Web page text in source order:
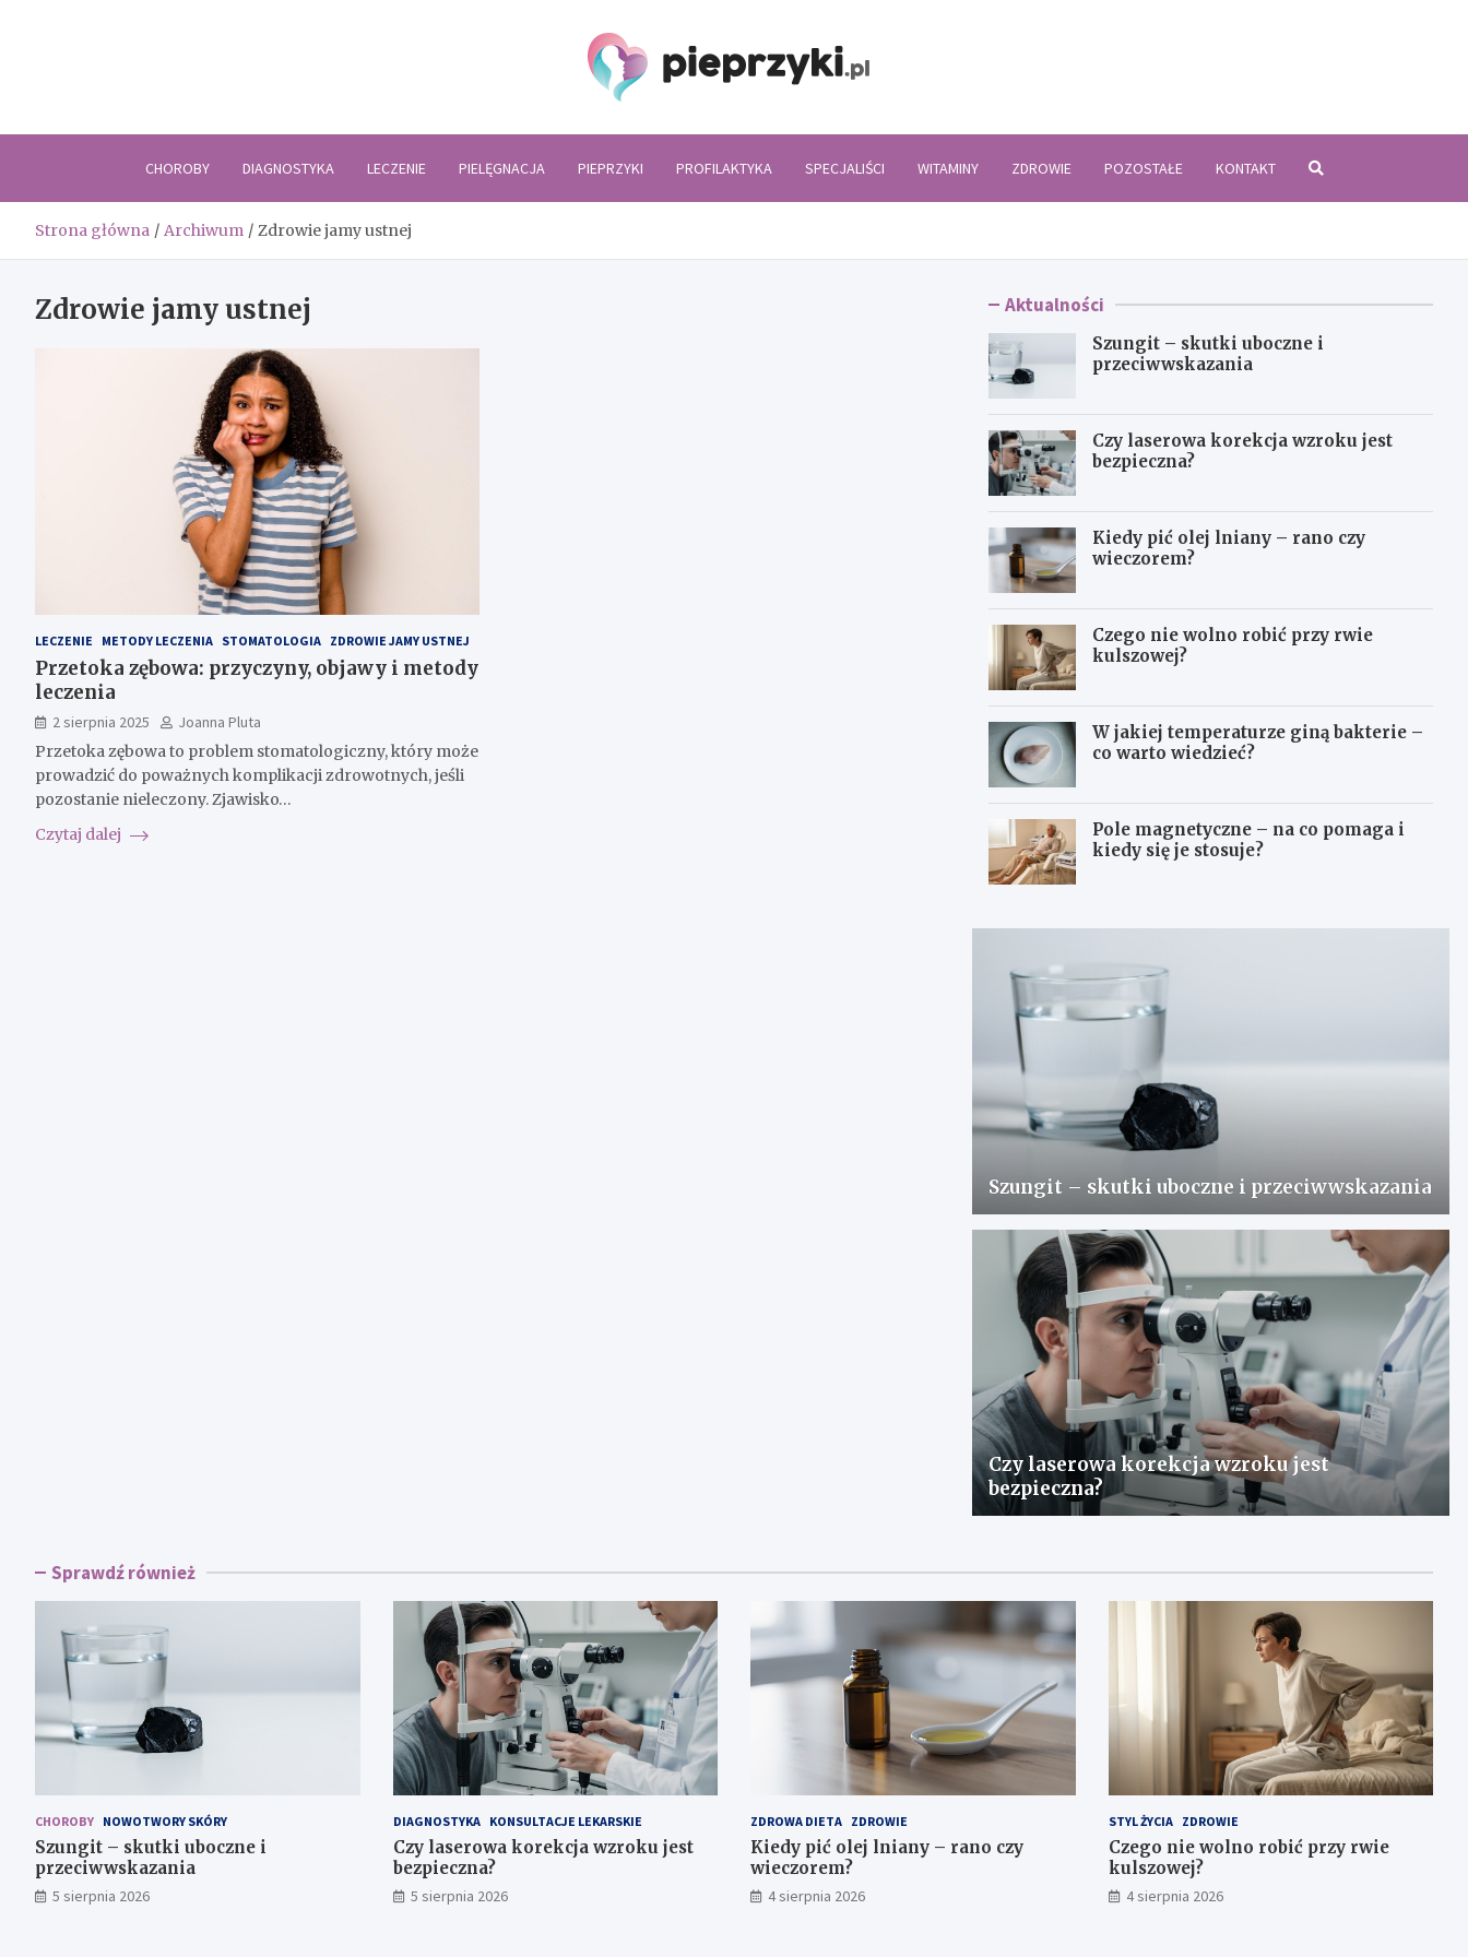
CHOROBY DIAGNOSTYKA LECZENIE PIELĘGNACJA PIEPRZYKI PROFILAKTYKA SPECJALIŚCI WITAMINY ZDROWIE POZOSTAŁE KONTAKT
Strona główna Archiwum Zdrowie jamy ustnej
Zdrowie jamy ustnej
LECZENIE METODY LECZENIA STOMATOLOGIA ZDROWIE JAMY USTNEJ
Przetoka zębowa: przyczyny, objawy i metody
leczenia
2 sierpnia 2025
Joanna Pluta
Przetoka zębowa to problem stomatologiczny, który może
prowadzić do poważnych komplikacji zdrowotnych, jeśli
pozostanie nieleczony. Zjawisko…
Czytaj dalej
Aktualności
Szungit – skutki uboczne i
przeciwwskazania
Czy laserowa korekcja wzroku jest
bezpieczna?
Kiedy pić olej lniany – rano czy
wieczorem?
Czego nie wolno robić przy rwie
kulszowej?
W jakiej temperaturze giną bakterie –
co warto wiedzieć?
Pole magnetyczne – na co pomaga i
kiedy się je stosuje?
Szungit – skutki uboczne i przeciwwskazania
Czy laserowa korekcja wzroku jest
bezpieczna?
Sprawdź również
CHOROBY NOWOTWORY SKÓRY
Szungit – skutki uboczne i
przeciwwskazania
5 sierpnia 2026
DIAGNOSTYKA KONSULTACJE LEKARSKIE
Czy laserowa korekcja wzroku jest
bezpieczna?
5 sierpnia 2026
ZDROWA DIETA ZDROWIE
Kiedy pić olej lniany – rano czy
wieczorem?
4 sierpnia 2026
STYL ŻYCIA ZDROWIE
Czego nie wolno robić przy rwie
kulszowej?
4 sierpnia 2026